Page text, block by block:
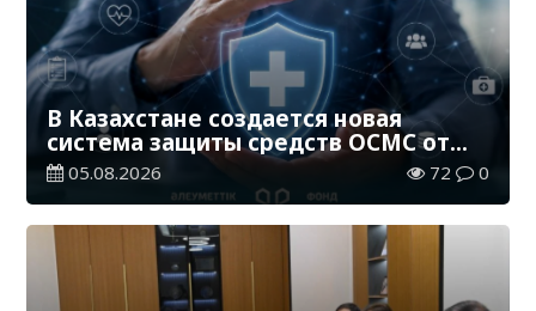
В Казахстане создается новая
система защиты средств ОСМС от
необоснованных выплат
05.08.2026 72 0